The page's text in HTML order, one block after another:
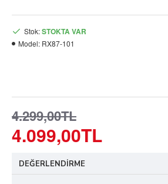
4.099,00TL
4.299,00TL
Stok:STOKTA VAR
Model: RX87-101
DEĞERLENDIRME